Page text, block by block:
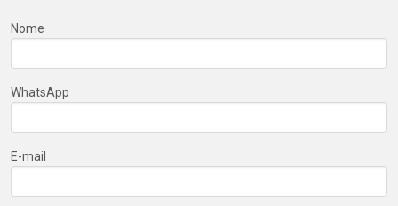
Nome
WhatsApp
E-mail